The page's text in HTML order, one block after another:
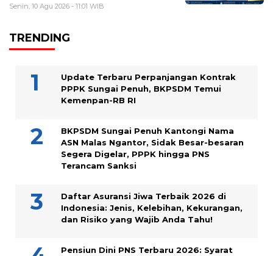
Senin, 10 Agu 2026 - 11:01 WIB
TRENDING
Update Terbaru Perpanjangan Kontrak
PPPK Sungai Penuh, BKPSDM Temui
Kemenpan-RB RI
BKPSDM Sungai Penuh Kantongi Nama
ASN Malas Ngantor, Sidak Besar-besaran
Segera Digelar, PPPK hingga PNS
Terancam Sanksi
Daftar Asuransi Jiwa Terbaik 2026 di
Indonesia: Jenis, Kelebihan, Kekurangan,
dan Risiko yang Wajib Anda Tahu!
Pensiun Dini PNS Terbaru 2026: Syarat